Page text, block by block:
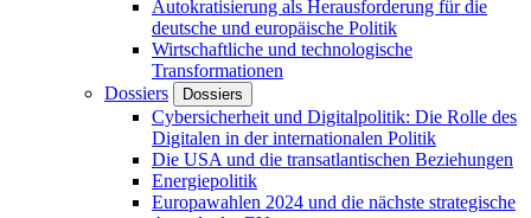
Autokratisierung als Herausforderung für die
deutsche und europäische Politik
Wirtschaftliche und technologische
Transformationen
Dossiers
Dossiers
Cybersicherheit und Digitalpolitik: Die Rolle des
Digitalen in der internationalen Politik
Die USA und die transatlantischen Beziehungen
Energiepolitik
Europawahlen 2024 und die nächste strategische